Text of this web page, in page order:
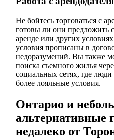
Не бойтесь торговаться с
готовы ли они предложить
аренде или других
условия прописаны в
недоразумений. Вы также
поиска съемного жилья
социальных сетях, где
более лояльные условия.
Онтарио и
альтернативные
недалеко от